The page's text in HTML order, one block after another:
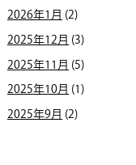
2026年1月(2)
2025年12月 (3)
2025年11月 (5)
2025年10月(1)
2025年9月(2)